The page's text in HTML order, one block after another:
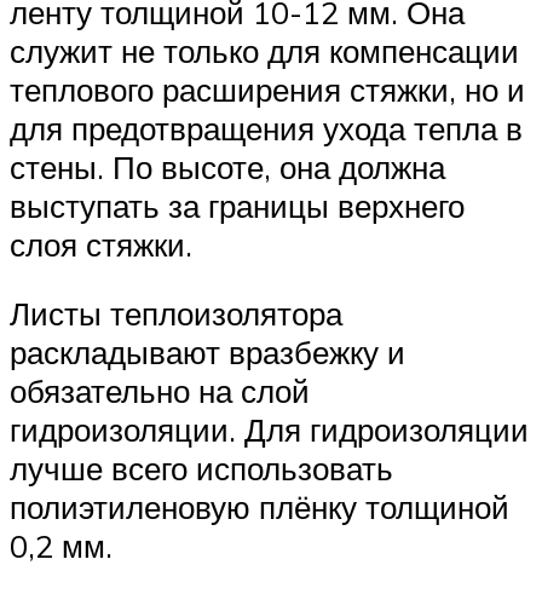
ленту толщиной 10-12 мм. Она
служит не только для компенсации
теплового расширения стяжки, но и
для предотвращения ухода тепла в
стены. По высоте, она должна
выступать за границы верхнего
слоя стяжки.
Листы теплоизолятора
раскладывают вразбежку и
обязательно на слой
гидроизоляции. Для гидроизоляции
лучше всего использовать
полиэтиленовую плёнку толщиной
0,2 мм.